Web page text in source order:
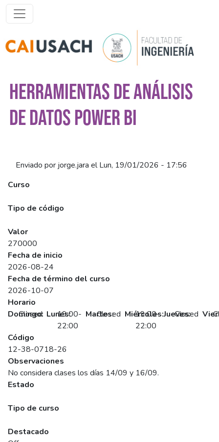
Pasar al contenido principal
HERRAMIENTAS DE ANÁLISIS
DE DATOS POWER BI
Enviado por jorge.jara elLun, 19/01/2026 - 17:56
Curso
Tipo de código
Valor
270000
Fecha de inicio
2026-08-24
Fecha de término del curso
2026-10-07
Horario
Domingo:
Closed Lunes:
19:00-
22:00
Martes:
Closed Miércoles:
19:00-
22:00
Jueves:
Closed
Código
12-38-0718-26
Observaciones
No considera clases los días 14/09 y 16/09.
Estado
Tipo de curso
Destacado